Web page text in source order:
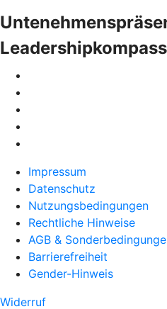
Leadershipkompass
Impressum
Datenschutz
Nutzungsbedingungen
Rechtliche Hinweise
AGB &
Barrierefreiheit
Gender-Hinweis
Widerruf